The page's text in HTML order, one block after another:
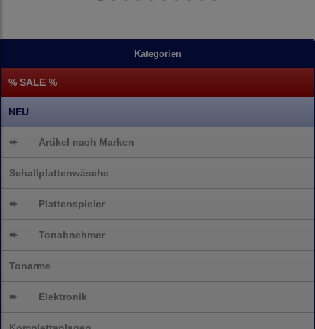
Kategorien
% SALE %
NEU
➨ Artikel nach Marken
Schallplattenwäsche
➨ Plattenspieler
➨ Tonabnehmer
Tonarme
➨ Elektronik